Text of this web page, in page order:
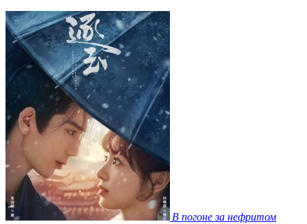
В погоне за нефритом